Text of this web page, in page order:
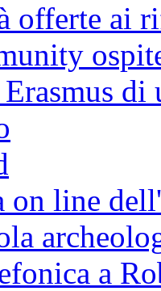
offerte ai
Erasmus
on line
a